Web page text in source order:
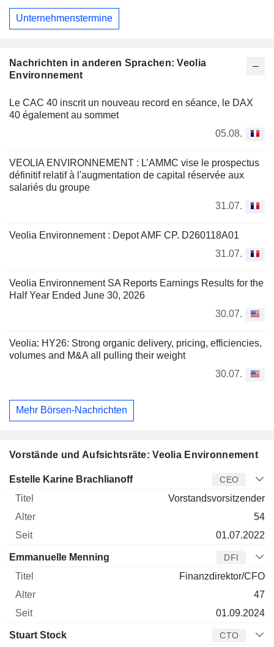
Nachrichten in anderen Sprachen: Veolia
Environnement
Le CAC 40 inscrit un nouveau record en séance, le DAX
40 également au sommet
05.08.
VEOLIA ENVIRONNEMENT : L’AMMC vise le prospectus
définitif relatif à l'augmentation de capital réservée aux
salariés du groupe
31.07.
Veolia Environnement : Depot AMF CP. D260118A01
31.07.
Veolia Environnement SA Reports Earnings Results for the
Half Year Ended June 30, 2026
30.07.
Veolia: HY26: Strong organic delivery, pricing, efficiencies,
volumes and M&A all pulling their weight
30.07.
Mehr Börsen-Nachrichten
Vorstände und Aufsichtsräte: Veolia Environnement
Manager Titel Alter Seit
Estelle Karine Brachlianoff CEO
Vorstandsvorsitzender
54
01.07.2022
Emmanuelle Menning DFI
Finanzdirektor/CFO
47
01.09.2024
Stuart Stock CTO
Unternehmenstermine